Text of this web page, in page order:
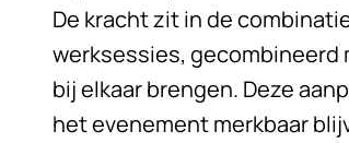
De kracht zit in de
werksessies,
bij elkaar brengen. Deze
het evenement merkbaar